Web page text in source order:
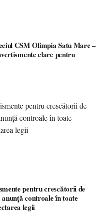
CSM Olimpia Satu Mare –
clare pentru
pentru crescătorii de
controale în toate
legii